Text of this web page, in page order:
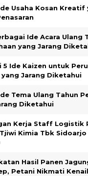
Usaha Kosan Kreatif
Ide Acara Ulang
yang Jarang
5 Ide Kaizen untuk
Jarang Diketahui
Tema Ulang Tahun
Diketahui
Kerja Staff Logistik
Kimia Tbk Sidoarjo
Hasil Panen
Petani Nikmati